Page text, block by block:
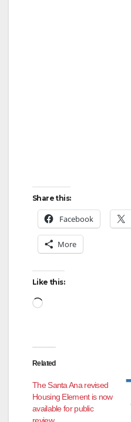
Share this:
Facebook
More
Like this:
Loading…
Related
The Santa Ana revised
Housing Element is now
available for public